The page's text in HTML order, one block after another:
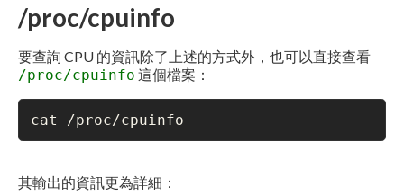
/proc/cpuinfo
要查詢 CPU 的資訊除了上述的方式外，也可以直接查看
/proc/cpuinfo 這個檔案：
cat /proc/cpuinfo
其輸出的資訊更為詳細：